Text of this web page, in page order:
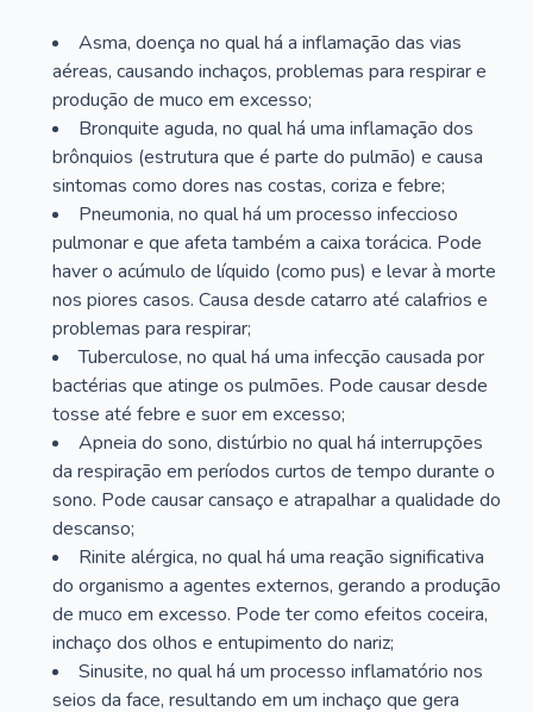
Asma, doença no qual há a inflamação das vias
aéreas, causando inchaços, problemas para respirar e
produção de muco em excesso;
Bronquite aguda, no qual há uma inflamação dos
brônquios (estrutura que é parte do pulmão) e causa
sintomas como dores nas costas, coriza e febre;
Pneumonia, no qual há um processo infeccioso
pulmonar e que afeta também a caixa torácica. Pode
haver o acúmulo de líquido (como pus) e levar à morte
nos piores casos. Causa desde catarro até calafrios e
problemas para respirar;
Tuberculose, no qual há uma infecção causada por
bactérias que atinge os pulmões. Pode causar desde
tosse até febre e suor em excesso;
Apneia do sono, distúrbio no qual há interrupções
da respiração em períodos curtos de tempo durante o
sono. Pode causar cansaço e atrapalhar a qualidade do
descanso;
Rinite alérgica, no qual há uma reação significativa
do organismo a agentes externos, gerando a produção
de muco em excesso. Pode ter como efeitos coceira,
inchaço dos olhos e entupimento do nariz;
Sinusite, no qual há um processo inflamatório nos
seios da face, resultando em um inchaço que gera